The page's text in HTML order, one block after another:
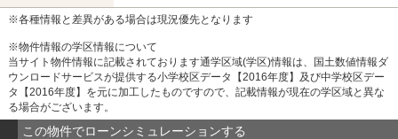
※各種情報と差異がある場合は現況優先となります
※物件情報の学区情報について
当サイト物件情報に記載されております通学区域(学区)情報は、国土数値情報ダ
ウンロードサービスが提供する小学校区データ【2016年度】及び中学校区デー
タ【2016年度】を元に加工したものですので、記載情報が現在の学区域と異な
る場合がございます。
この物件でローンシミュレーションする